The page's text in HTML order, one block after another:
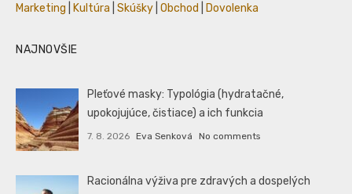
Marketing
Kultúra Skúšky Obchod Dovolenka
NAJNOVŠIE
Pleťové masky: Typológia (hydratačné,
upokojujúce, čistiace) a ich funkcia
7. 8. 2026 Eva Senková No comments
Racionálna výživa pre zdravých a dospelých